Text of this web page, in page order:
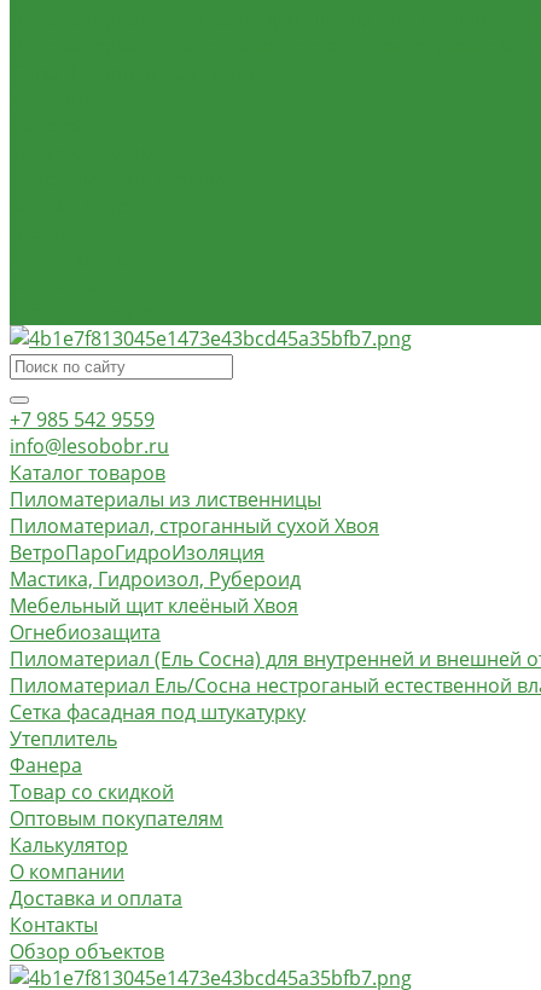
+7 985 542 9559
info@lesobobr.ru
Каталог товаров
Пиломатериалы из лиственницы
Пиломатериал, строганный сухой Хвоя
ВетроПароГидроИзоляция
Мастика, Гидроизол, Рубероид
Мебельный щит клеёный Хвоя
Огнебиозащита
Пиломатериал (Ель Сосна) для внутренней и внешней
Пиломатериал Ель/Сосна нестроганый естественной
Сетка фасадная под штукатурку
Утеплитель
Фанера
Товар со скидкой
Оптовым покупателям
Калькулятор
О компании
Доставка и оплата
Контакты
Обзор объектов